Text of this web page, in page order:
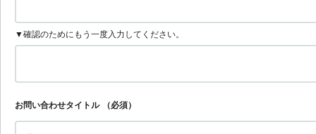
▼確認のためにもう一度入力してください。
お問い合わせタイトル （必須）